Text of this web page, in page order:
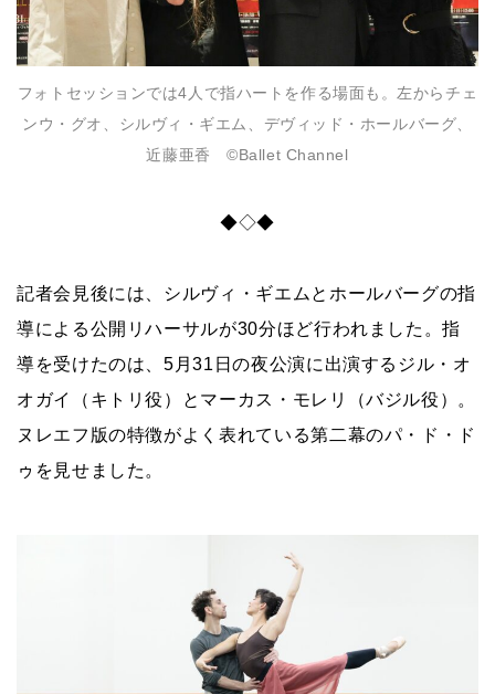
フォトセッションでは4人で指ハートを作る場面も。左からチェ
ンウ・グオ、シルヴィ・ギエム、デヴィッド・ホールバーグ、
近藤亜香 ©Ballet Channel
◆◇◆
記者会見後には、シルヴィ・ギエムとホールバーグの指
導による公開リハーサルが30分ほど行われました。指
導を受けたのは、5月31日の夜公演に出演するジル・オ
オガイ（キトリ役）とマーカス・モレリ（バジル役）。
ヌレエフ版の特徴がよく表れている第二幕のパ・ド・ド
ゥを見せました。